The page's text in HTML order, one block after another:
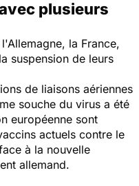
plusieurs
la France,
suspension de leurs
de liaisons aériennes
souche du virus a été
européenne sont
actuels contre le
à la nouvelle
allemand.